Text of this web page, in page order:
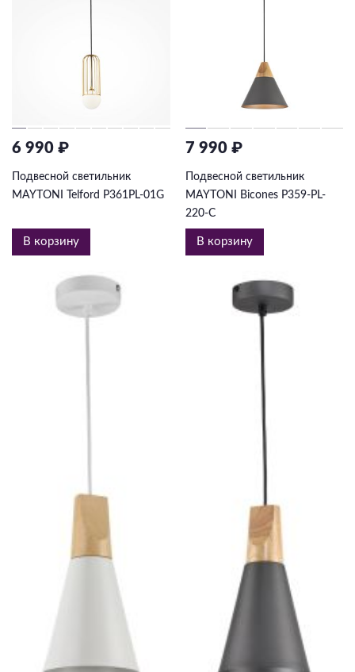
6 990 ₽
Подвесной светильник
MAYTONI Telford P361PL-01G
В корзину
7 990 ₽
Подвесной светильник
MAYTONI Bicones P359-PL-
220-C
В корзину